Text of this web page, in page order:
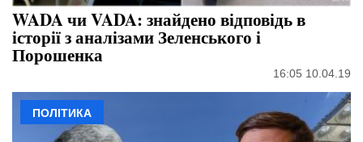
WADA чи VADA: знайдено відповідь в
історії з аналізами Зеленського і
Порошенка
16:05 10.04.19
ПОЛІТИКА